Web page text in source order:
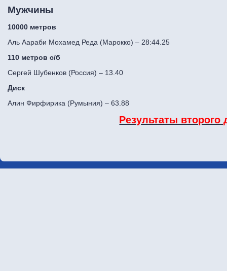
Мужчины
10000 метров
Аль Аараби Мохамед Реда (Марокко) – 28:44.25
110 метров с/б
Сергей Шубенков (Россия) – 13.40
Диск
Алин Фирфирика (Румыния) – 63.88
Результаты второго